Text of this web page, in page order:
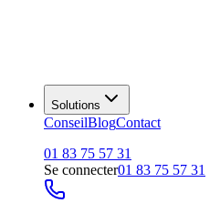
Solutions
ConseilBlogContact
01 83 75 57 31
Se connecter01 83 75 57 31